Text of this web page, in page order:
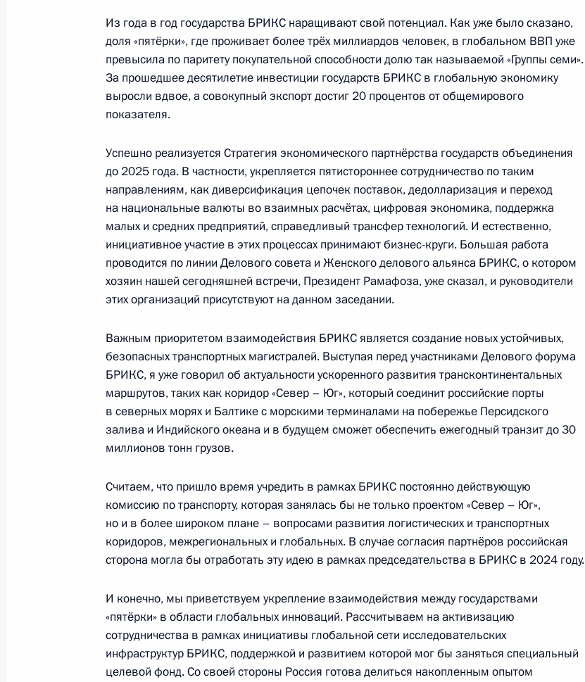
Лидеры БРИКС выступили с заявлениями для СМИ
24 августа 2023 года, 11:15
Празднование 80-летия победы в Курской битве
23 августа 2023 года, 21:00 Курская область, посёлок Поныри
Заседание лидеров БРИКС в расширенном составе
23 августа 2023 года, 13:35
4
Встреча с врио губернатора Запорожской области Евгением
Балицким
23 августа 2023 года, 01:50 Москва, Кремль
Встреча с врио главы ЛНР Леонидом Пасечником
23 августа 2023 года, 01:00 Москва, Кремль
22 августа 2023 года, вторник
22 августа 2023 года, 19:10
Заседание Совета по стратегическому развитию
Из года в год государства БРИКС наращивают свой потенциал. Как уже было сказано,
доля «пятёрки», где проживает более трёх миллиардов человек, в глобальном ВВП уже
превысила по паритету покупательной способности долю так называемой «Группы семи».
За прошедшее десятилетие инвестиции государств БРИКС в глобальную экономику
выросли вдвое, а совокупный экспорт достиг 20 процентов от общемирового
показателя.
Успешно реализуется Стратегия экономического партнёрства государств объединения
до 2025 года. В частности, укрепляется пятистороннее сотрудничество по таким
направлениям, как диверсификация цепочек поставок, дедолларизация и переход
на национальные валюты во взаимных расчётах, цифровая экономика, поддержка
малых и средних предприятий, справедливый трансфер технологий. И естественно,
инициативное участие в этих процессах принимают бизнес-круги. Большая работа
проводится по линии Делового совета и Женского делового альянса БРИКС, о котором
хозяин нашей сегодняшней встречи, Президент Рамафоза, уже сказал, и руководители
этих организаций присутствуют на данном заседании.
Важным приоритетом взаимодействия БРИКС является создание новых устойчивых,
безопасных транспортных магистралей. Выступая перед участниками Делового форума
БРИКС, я уже говорил об актуальности ускоренного развития трансконтинентальных
маршрутов, таких как коридор «Север – Юг», который соединит российские порты
в северных морях и Балтике с морскими терминалами на побережье Персидского
залива и Индийского океана и в будущем сможет обеспечить ежегодный транзит до 30
миллионов тонн грузов.
Считаем, что пришло время учредить в рамках БРИКС постоянно действующую
комиссию по транспорту, которая занялась бы не только проектом «Север – Юг»,
но и в более широком плане – вопросами развития логистических и транспортных
коридоров, межрегиональных и глобальных. В случае согласия партнёров российская
сторона могла бы отработать эту идею в рамках председательства в БРИКС в 2024 году.
И конечно, мы приветствуем укрепление взаимодействия между государствами
«пятёрки» в области глобальных инноваций. Рассчитываем на активизацию
сотрудничества в рамках инициативы глобальной сети исследовательских
инфраструктур БРИКС, поддержкой и развитием которой мог бы заняться специальный
целевой фонд. Со своей стороны Россия готова делиться накопленным опытом